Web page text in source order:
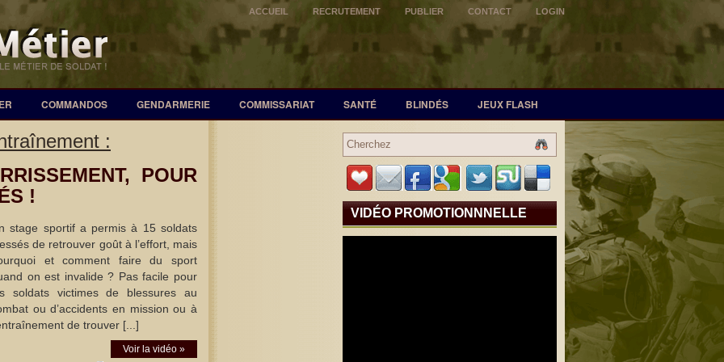
ACCUEIL RECRUTEMENT PUBLIER CONTACT LOGIN
COMMANDOS GENDARMERIE COMMISSARIAT SANTÉ BLINDÉS JEUX FLASH
:
POUR
!
stage sportif a permis à 15 soldats
de retrouver goût à l’effort, mais
et comment faire du sport
on est invalide ? Pas facile pour
soldats victimes de blessures au
ou d’accidents en mission ou à
de trouver [...]
Voir la vidéo »
VIDÉO PROMOTIONNNELLE